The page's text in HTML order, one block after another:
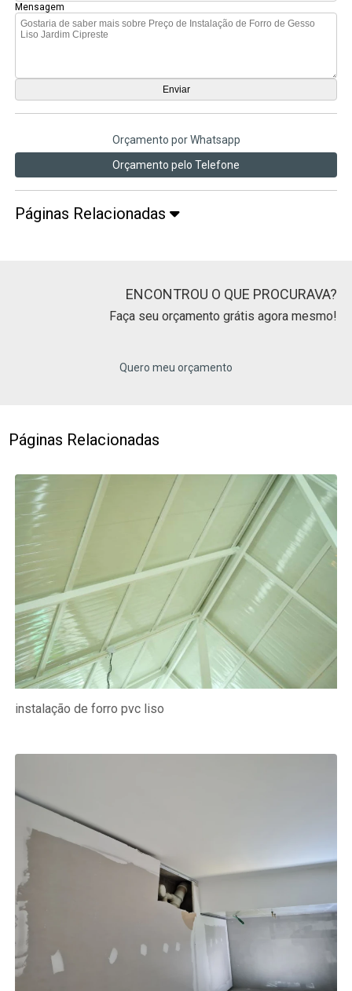
Mensagem
Orçamento por Whatsapp
Orçamento pelo Telefone
Páginas Relacionadas
ENCONTROU O QUE PROCURAVA?
Faça seu orçamento grátis agora mesmo!
Quero meu orçamento
Páginas Relacionadas
instalação de forro pvc liso